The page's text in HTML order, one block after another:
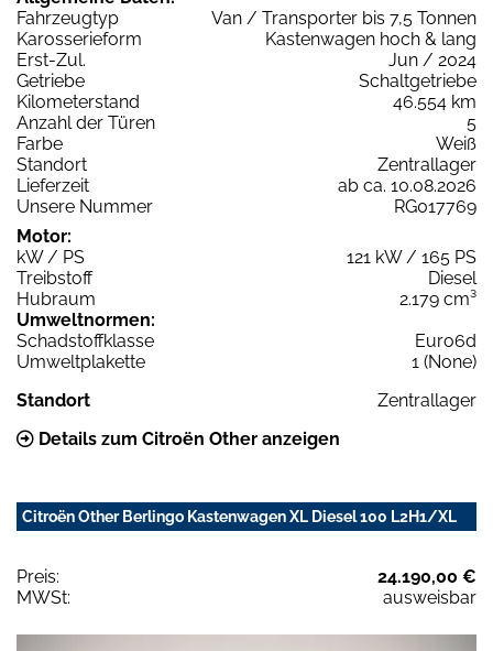
Fahrzeugtyp
Van / Transporter bis 7,5 Tonnen
Karosserieform
Kastenwagen hoch & lang
Erst-Zul.
Jun / 2024
Getriebe
Schaltgetriebe
Kilometerstand
46.554 km
Anzahl der Türen
5
Farbe
Weiß
Standort
Zentrallager
Lieferzeit
ab ca. 10.08.2026
Unsere Nummer
RG017769
Motor:
kW / PS
121 kW / 165 PS
Treibstoff
Diesel
Hubraum
2.179 cm³
Umweltnormen:
Schadstoffklasse
Euro6d
Umweltplakette
1 (None)
Standort
Zentrallager
Details zum Citroën Other anzeigen
Citroën Other Berlingo Kastenwagen XL Diesel 100 L2H1/XL
Preis:
24.190,00 €
MWSt:
ausweisbar